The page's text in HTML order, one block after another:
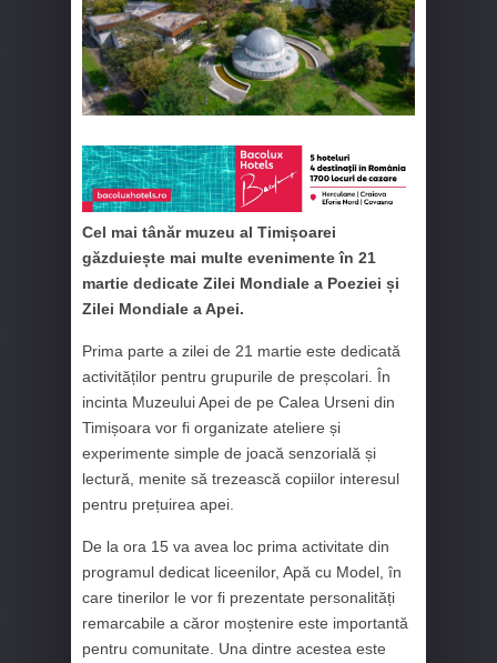
Cel mai tânăr muzeu al Timișoarei
găzduiește mai multe evenimente în 21
martie dedicate Zilei Mondiale a Poeziei și
Zilei Mondiale a Apei.
Prima parte a zilei de 21 martie este dedicată
activităților pentru grupurile de preșcolari. În
incinta Muzeului Apei de pe Calea Urseni din
Timișoara vor fi organizate ateliere și
experimente simple de joacă senzorială și
lectură, menite să trezească copiilor interesul
pentru prețuirea apei.
De la ora 15 va avea loc prima activitate din
programul dedicat liceenilor, Apă cu Model, în
care tinerilor le vor fi prezentate personalități
remarcabile a căror moștenire este importantă
pentru comunitate. Una dintre acestea este